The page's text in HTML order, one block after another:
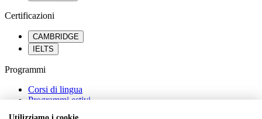
Certificazioni
CAMBRIDGE
IELTS
Programmi
Corsi di lingua
Programmi estivi